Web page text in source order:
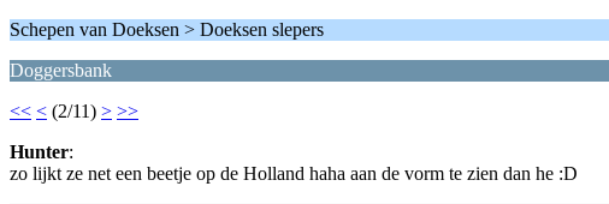
Schepen van Doeksen > Doeksen slepers
Doggersbank
<< < (2/11) > >>
Hunter:
zo lijkt ze net een beetje op de Holland haha aan de vorm te zien dan he :D